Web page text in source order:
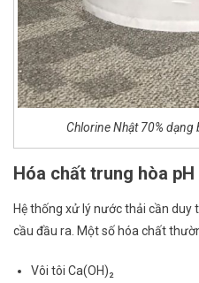
Chlorine Nhật 70% dạng
Hóa chất trung hòa pH
Hệ thống xử lý nước thải cần duy
cầu đầu ra. Một số hóa chất
Vôi tôi Ca(OH)₂